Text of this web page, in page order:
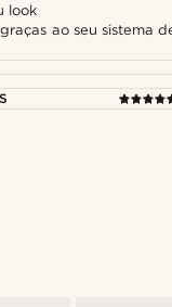
look
ao seu sistema